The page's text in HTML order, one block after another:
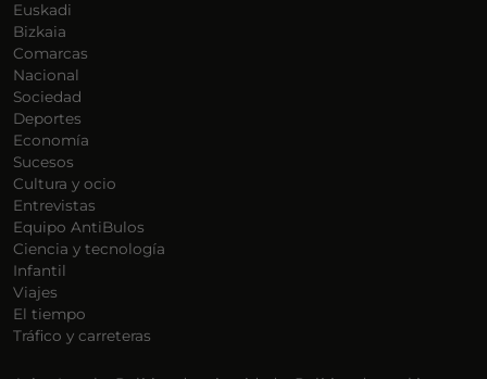
Euskadi
Bizkaia
Comarcas
Nacional
Sociedad
Deportes
Economía
Sucesos
Cultura y ocio
Entrevistas
Equipo AntiBulos
Ciencia y tecnología
Infantil
Viajes
El tiempo
Tráfico y carreteras